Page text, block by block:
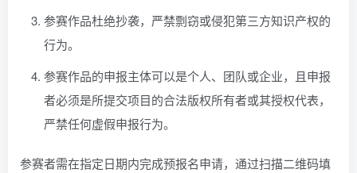
参赛作品杜绝抄袭，严禁剽窃或侵犯第三方知识产权的
行为。
参赛作品的申报主体可以是个人、团队或企业，且申报
者必须是所提交项目的合法版权所有者或其授权代表，
严禁任何虚假申报行为。
参赛者需在指定日期内完成预报名申请，通过扫描二维码填